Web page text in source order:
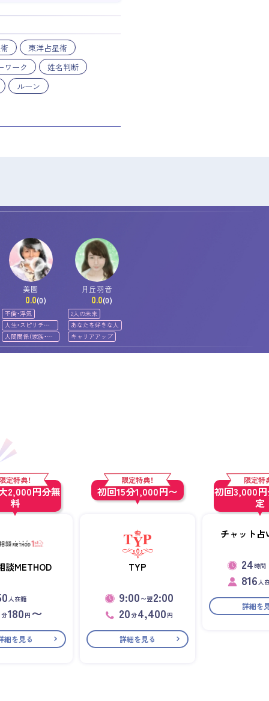
東洋占星術
ワーク
姓名判断
ルーン
美園
0.0(0)
不倫・浮気
人生・スピリチュ
アル
人間関係（家族・友
人）
月丘羽音
0.0(0)
2人の未来
あなたを好きな人
キャリアアップ
定特典！
2,000円分無
料
談METHOD
人在籍
分180 円 〜
細を見る
限定特典！
初回15分1,000円〜
TYP
9:00 〜翌2:00
20分4,400 円
詳細を見る
限定特
初回3,000
定
チャット占
24 時間
816人
詳細を